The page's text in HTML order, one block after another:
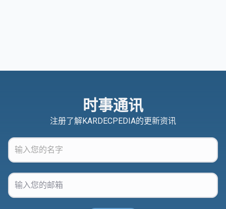
时事通讯
注册了解KARDECPEDIA的更新资讯